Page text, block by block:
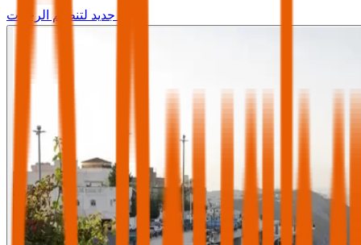
وجه جديد لتنظيم الرحلات